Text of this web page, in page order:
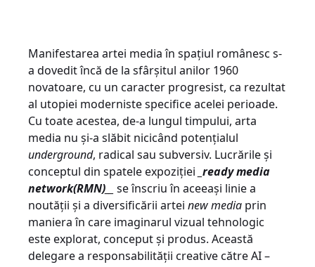
Manifestarea artei media în spațiul românesc s-
a dovedit încă de la sfârșitul anilor 1960
novatoare, cu un caracter progresist, ca rezultat
al utopiei moderniste specifice acelei perioade.
Cu toate acestea, de-a lungul timpului, arta
media nu și-a slăbit nicicând potențialul
underground, radical sau subversiv. Lucrările și
conceptul din spatele expoziției _ready media
network(RMN)__ se înscriu în aceeași linie a
noutății și a diversificării artei new media prin
maniera în care imaginarul vizual tehnologic
este explorat, conceput și produs. Această
delegare a responsabilității creative către AI –